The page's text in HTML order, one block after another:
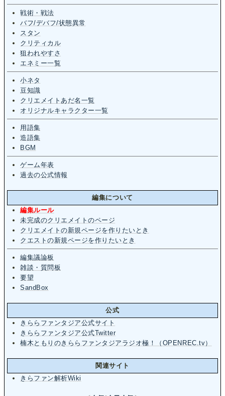
戦術・戦法
バフ/デバフ/状態異常
スタン
クリティカル
狙われやすさ
エネミー一覧
小ネタ
豆知識
クリエメイトあだ名一覧
オリジナルキャラクター一覧
用語集
造語集
BGM
ゲーム年表
過去の公式情報
編集について
編集ルール
未完成のクリエメイトのページ
クリエメイトの新規ページを作りたいとき
クエストの新規ページを作りたいとき
編集議論板
雑談・質問板
要望
SandBox
公式
きららファンタジア公式サイト
きららファンタジア公式Twitter
楠木ともりのきららファンタジアラジオ極！（OPENREC.tv）
関連サイト
きらファン解析Wiki